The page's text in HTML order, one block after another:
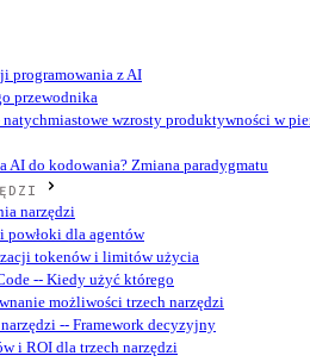
programowania z AI
przewodnika
wzrosty produktywności w
AI do kodowania? Zmiana paradygmatu
narzędzi
powłoki dla agentów
tokenów i limitów użycia
-- Kiedy użyć którego
możliwości trzech narzędzi
-- Framework decyzyjny
i ROI dla trzech narzędzi